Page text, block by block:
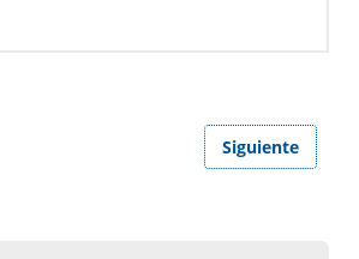
Siguiente